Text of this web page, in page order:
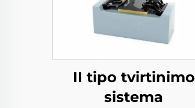
II tipo tvirtinimo
sistema